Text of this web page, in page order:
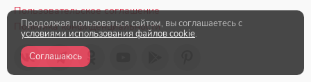
Пользовательское соглашение
Политика конфиденциальности
Продолжая пользоваться сайтом, вы соглашаетесь с
условиями использования файлов cookie.
Соглашаюсь